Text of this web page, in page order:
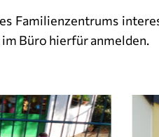
Familienzentrums
Büro hierfür anmelden.
der